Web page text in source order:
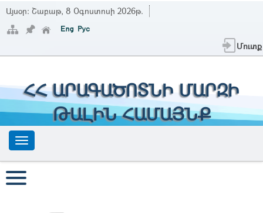
Այսօր: Շաբաթ, 8 Օգոստոսի 2026թ.
Մուտք
ՀՀ ԱՐԱԳԱԾՈՏՆԻ ՄԱՐԶԻ
ԹԱԼԻՆ ՀԱՄԱՅՆՔ